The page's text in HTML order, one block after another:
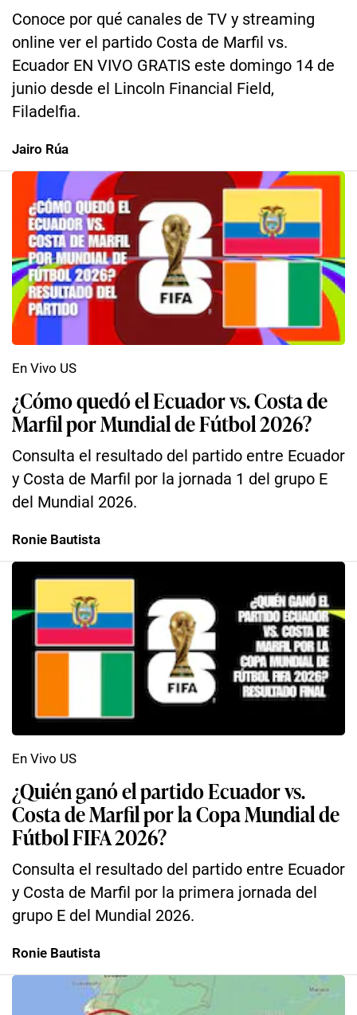
Conoce por qué canales de TV y streaming
online ver el partido Costa de Marfil vs.
Ecuador EN VIVO GRATIS este domingo 14 de
junio desde el Lincoln Financial Field,
Filadelfia.
Jairo Rúa
¿Cómo quedó el Ecuador vs. Costa de
Marfil por Mundial de Fútbol 2026?
Consulta el resultado del partido entre Ecuador
y Costa de Marfil por la jornada 1 del grupo E
del Mundial 2026.
En Vivo US
Ronie Bautista
¿Quién ganó el partido Ecuador vs.
Costa de Marfil por la Copa Mundial de
Fútbol FIFA 2026?
Consulta el resultado del partido entre Ecuador
y Costa de Marfil por la primera jornada del
grupo E del Mundial 2026.
En Vivo US
Ronie Bautista